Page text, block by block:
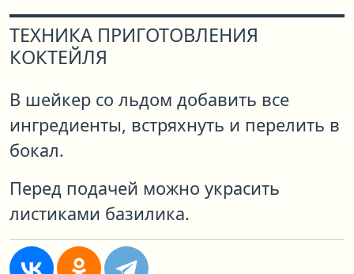
ТЕХНИКА ПРИГОТОВЛЕНИЯ
КОКТЕЙЛЯ
В шейкер со льдом добавить все
ингредиенты, встряхнуть и перелить в
бокал.
Перед подачей можно украсить
листиками базилика.